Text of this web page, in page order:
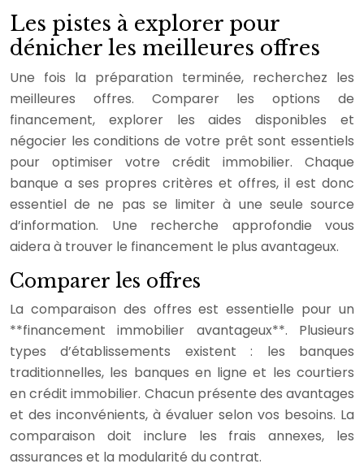
Les pistes à explorer pour
dénicher les meilleures offres
Une fois la préparation terminée, recherchez les
meilleures offres. Comparer les options de
financement, explorer les aides disponibles et
négocier les conditions de votre prêt sont essentiels
pour optimiser votre crédit immobilier. Chaque
banque a ses propres critères et offres, il est donc
essentiel de ne pas se limiter à une seule source
d’information. Une recherche approfondie vous
aidera à trouver le financement le plus avantageux.
Comparer les offres
La comparaison des offres est essentielle pour un
**financement immobilier avantageux**. Plusieurs
types d’établissements existent : les banques
traditionnelles, les banques en ligne et les courtiers
en crédit immobilier. Chacun présente des avantages
et des inconvénients, à évaluer selon vos besoins. La
comparaison doit inclure les frais annexes, les
assurances et la modularité du contrat.